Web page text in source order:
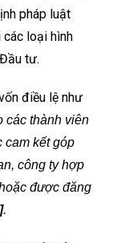
pháp luật
loại hình
tư.
điều lệ như
các thành viên
cam kết góp
công ty hợp
được đăng
.